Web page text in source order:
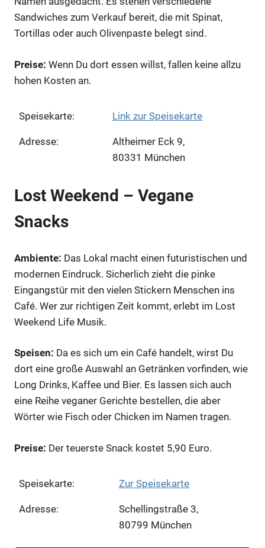
Sandwiches zum Verkauf bereit, die mit Spinat,
Tortillas oder auch Olivenpaste belegt sind.
Preise: Wenn Du dort essen willst, fallen keine allzu
hohen Kosten an.
Speisekarte: Link zur Speisekarte
Adresse:
Altheimer Eck 9,
80331 München
Lost Weekend – Vegane
Snacks
Ambiente: Das Lokal macht einen futuristischen und
modernen Eindruck. Sicherlich zieht die pinke
Eingangstür mit den vielen Stickern Menschen ins
Café. Wer zur richtigen Zeit kommt, erlebt im Lost
Weekend Life Musik.
Speisen: Da es sich um ein Café handelt, wirst Du
dort eine große Auswahl an Getränken vorfinden, wie
Long Drinks, Kaffee und Bier. Es lassen sich auch
eine Reihe veganer Gerichte bestellen, die aber
Wörter wie Fisch oder Chicken im Namen tragen.
Preise: Der teuerste Snack kostet 5,90 Euro.
Speisekarte: Zur Speisekarte
Adresse:
Schellingstraße 3,
80799 München